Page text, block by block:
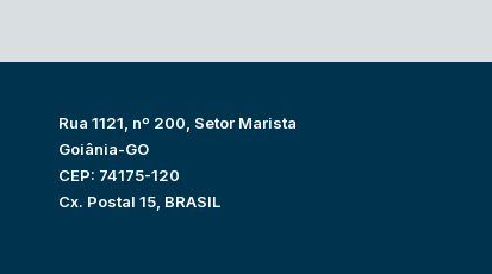
Rua 1121, nº 200, Setor Marista
Goiânia-GO
CEP: 74175-120
Cx. Postal 15, BRASIL